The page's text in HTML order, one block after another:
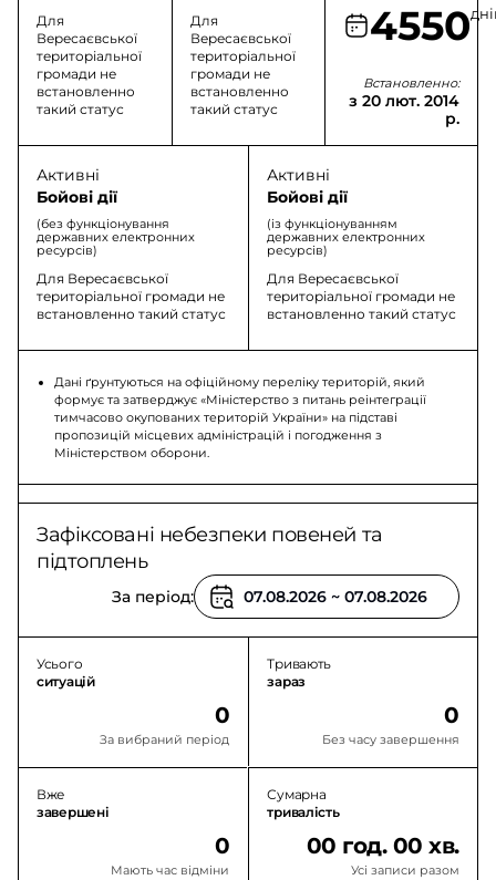
Для
Вересаєвської
територіальної
громади не
встановленно
такий статус
Для
Вересаєвської
територіальної
громади не
встановленно
такий статус
4550
Встановленно:
з 20 лют. 2014
р.
Активні
Бойові дії
(без функціонування
державних електронних
ресурсів)
Для Вересаєвської
територіальної громади не
встановленно такий статус
Активні
Бойові дії
(із функціонуванням
державних електронних
ресурсів)
Для Вересаєвської
територіальної громади не
встановленно такий статус
Дані ґрунтуються на офіційному переліку територій, який
формує та затверджує «Міністерство з питань реінтеграції
тимчасово окупованих територій України» на підставі
пропозицій місцевих адміністрацій і погодження з
Міністерством оборони.
Зафіксовані небезпеки повеней та
підтоплень
За період:
Усього
ситуацій
0
За вибраний період
Тривають
зараз
0
Без часу завершення
Вже
завершені
0
Мають час відміни
Сумарна
тривалість
00 год. 00 хв.
Усі записи разом